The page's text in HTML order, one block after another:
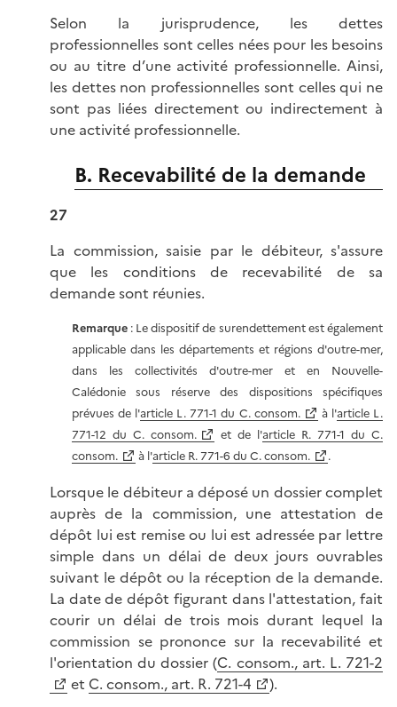
Selon la jurisprudence, les dettes
professionnelles sont celles nées pour les besoins
ou au titre d’une activité professionnelle. Ainsi,
les dettes non professionnelles sont celles qui ne
sont pas liées directement ou indirectement à
une activité professionnelle.
B. Recevabilité de la demande
27
La commission, saisie par le débiteur, s'assure
que les conditions de recevabilité de sa
demande sont réunies.
Remarque: Le dispositif de surendettement est également
applicable dans les départements et régions d'outre-mer,
dans les collectivités d'outre-mer et en Nouvelle-
Calédonie sous réserve des dispositions spécifiques
prévues de l'article L. 771-1 du C. consom. à l'article L.
771-12 du C. consom.
et de l'article R. 771-1 du C.
consom.
à l'article R. 771-6 du C. consom. .
Lorsque le débiteur a déposé un dossier complet
auprès de la commission, une attestation de
dépôt lui est remise ou lui est adressée par lettre
simple dans un délai de deux jours ouvrables
suivant le dépôt ou la réception de la demande.
La date de dépôt figurant dans l'attestation, fait
courir un délai de trois mois durant lequel la
commission se prononce sur la recevabilité et
l'orientation du dossier (C. consom., art. L. 721-2
et C. consom., art. R. 721-4
).